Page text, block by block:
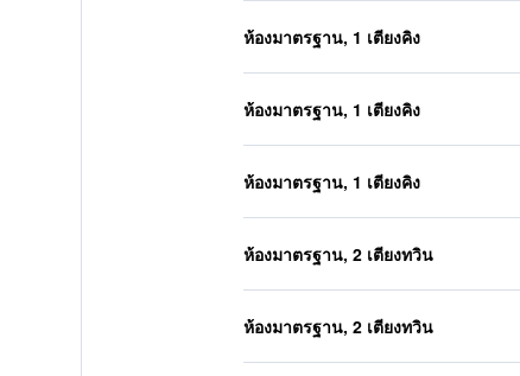
ห้องมาตรฐาน, 1 เตียงคิง
ห้องมาตรฐาน, 1 เตียงคิง
ห้องมาตรฐาน, 1 เตียงคิง
ห้องมาตรฐาน, 2 เตียงทวิน
ห้องมาตรฐาน, 2 เตียงทวิน